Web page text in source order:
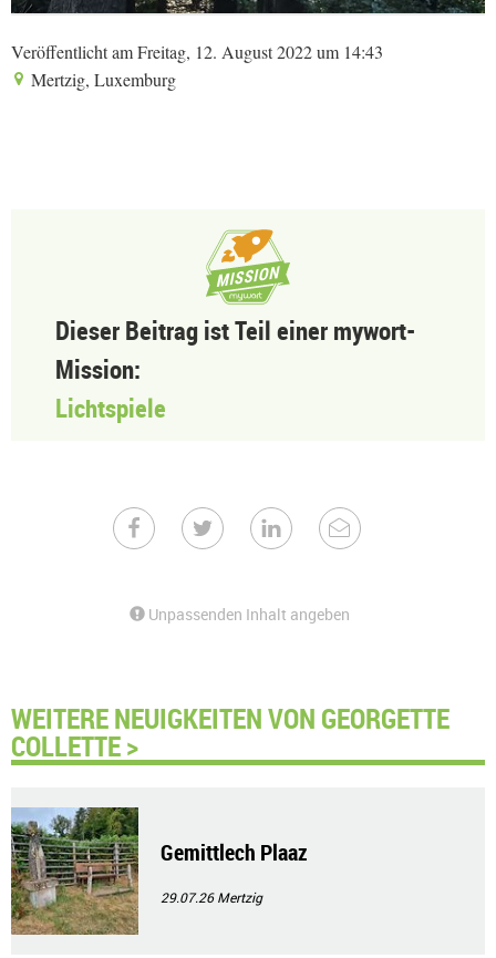
Veröffentlicht am Freitag, 12. August 2022 um 14:43
Mertzig, Luxemburg
Dieser Beitrag ist Teil einer mywort-
Mission:
Lichtspiele
Unpassenden Inhalt angeben
WEITERE NEUIGKEITEN VON GEORGETTE
COLLETTE >
Gemittlech Plaaz
29.07.26Mertzig